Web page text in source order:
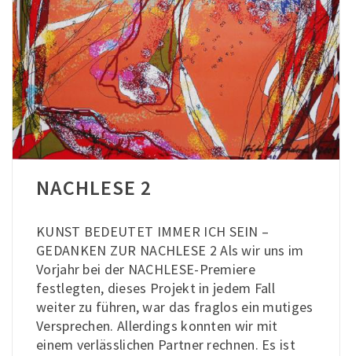
NACHLESE 2
KUNST BEDEUTET IMMER ICH SEIN –
GEDANKEN ZUR NACHLESE 2 Als wir uns im
Vorjahr bei der NACHLESE-Premiere
festlegten, dieses Projekt in jedem Fall
weiter zu führen, war das fraglos ein mutiges
Versprechen. Allerdings konnten wir mit
einem verlässlichen Partner rechnen. Es ist